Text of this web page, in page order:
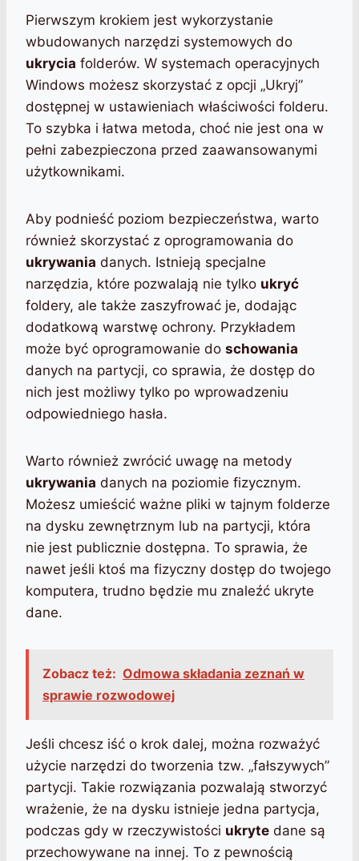
Pierwszym krokiem jest wykorzystanie
wbudowanych narzędzi systemowych do
ukrycia folderów. W systemach operacyjnych
Windows możesz skorzystać z opcji „Ukryj”
dostępnej w ustawieniach właściwości folderu.
To szybka i łatwa metoda, choć nie jest ona w
pełni zabezpieczona przed zaawansowanymi
użytkownikami.
Aby podnieść poziom bezpieczeństwa, warto
również skorzystać z oprogramowania do
ukrywania danych. Istnieją specjalne
narzędzia, które pozwalają nie tylko ukryć
foldery, ale także zaszyfrować je, dodając
dodatkową warstwę ochrony. Przykładem
może być oprogramowanie do schowania
danych na partycji, co sprawia, że dostęp do
nich jest możliwy tylko po wprowadzeniu
odpowiedniego hasła.
Warto również zwrócić uwagę na metody
ukrywania danych na poziomie fizycznym.
Możesz umieścić ważne pliki w tajnym folderze
na dysku zewnętrznym lub na partycji, która
nie jest publicznie dostępna. To sprawia, że
nawet jeśli ktoś ma fizyczny dostęp do twojego
komputera, trudno będzie mu znaleźć ukryte
dane.
Zobacz też: Odmowa składania zeznań w
sprawie rozwodowej
Jeśli chcesz iść o krok dalej, można rozważyć
użycie narzędzi do tworzenia tzw. „fałszywych”
partycji. Takie rozwiązania pozwalają stworzyć
wrażenie, że na dysku istnieje jedna partycja,
podczas gdy w rzeczywistości ukryte dane są
przechowywane na innej. To z pewnością